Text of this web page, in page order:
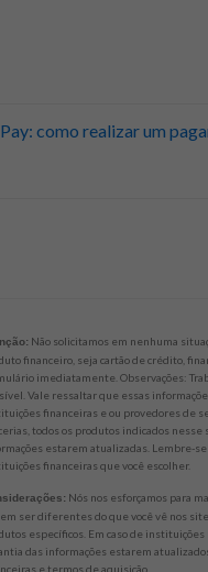
como realizar um
Não solicitamos em nenhuma
financeiro, seja cartão de crédito,
imediatamente. Observações:
Vale ressaltar que essas
financeiras e ou provedores de
todos os produtos indicados
estarem atualizadas. Lembre-
financeiras que você escolher.
Nós nos esforçamos para
ser diferentes do que você vê nos
específicos. Em caso de
das informações estarem
e termos de aquisição.